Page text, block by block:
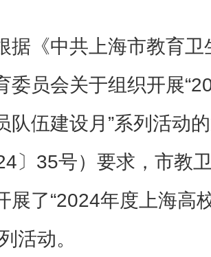
《中共上海市教育卫
委员会关于组织开展
队伍建设月”系列活动
〕35号）要求，市教
展了“2024年度上海高
活动。